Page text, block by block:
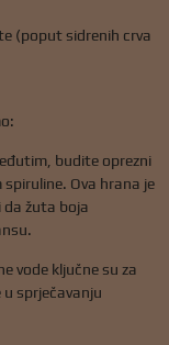
(poput sidrenih crva
budite oprezni
Ova hrana je
da žuta boja
vode ključne su za
sprječavanju